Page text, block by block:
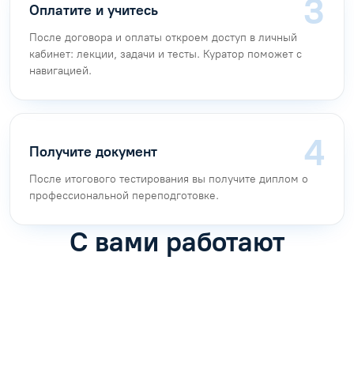
Оплатите и учитесь
После договора и оплаты откроем доступ в личный
кабинет: лекции, задачи и тесты. Куратор поможет с
навигацией.
Получите документ
После итогового тестирования вы получите диплом о
профессиональной переподготовке.
С вами работают